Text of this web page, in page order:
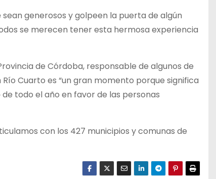
generosos y golpeen la puerta de algún
se merecen tener esta hermosa experiencia
de Córdoba, responsable de algunos de
Cuarto es “un gran momento porque significa
todo el año en favor de las personas
con los 427 municipios y comunas de